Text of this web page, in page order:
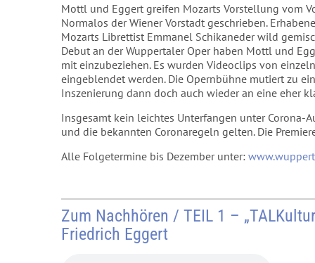
Mottl und Eggert greifen Mozarts Vorstellung vom
Normalos der Wiener Vorstadt geschrieben.
Mozarts Librettist Emmanel Schikaneder wild
Debut an der Wuppertaler Oper haben Mottl und
mit einzubeziehen. Es wurden Videoclips von
eingeblendet werden. Die Opernbühne mutiert zu
Inszenierung dann doch auch wieder an eine eher
Insgesamt kein leichtes Unterfangen unter
und die bekannten Coronaregeln gelten. Die
Alle Folgetermine bis Dezember unter:
Zum Nachhören / TEIL 1 –
Friedrich Eggert